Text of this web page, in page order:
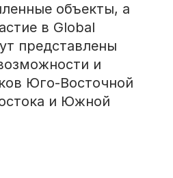
объекты, а
в Global
представлены
и
Юго-Восточной
и Южной